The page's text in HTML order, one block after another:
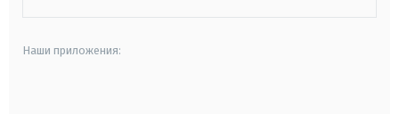
Наши приложения: